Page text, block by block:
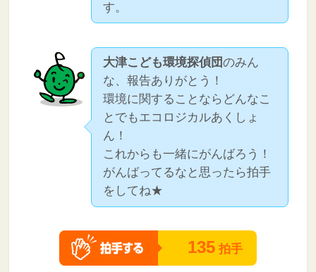
す。
大津こども環境探偵団のみん
な、報告ありがとう！
環境に関することならどんなこ
とでもエコロジカルあくしょ
ん！
これからも一緒にがんばろう！
がんばってるなと思ったら拍手
をしてね★
135 拍手